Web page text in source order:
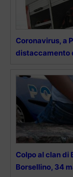
Coronavirus, a
distaccamento
Colpo al clan di
Borsellino, 34